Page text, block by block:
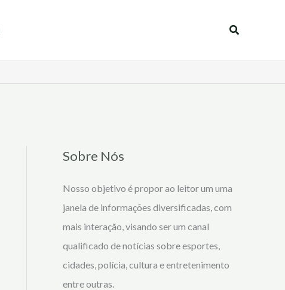
Pesquisar
Sobre Nós
Nosso objetivo é propor ao leitor um uma
janela de informações diversificadas, com
mais interação, visando ser um canal
qualificado de notícias sobre esportes,
cidades, polícia, cultura e entretenimento
entre outras.